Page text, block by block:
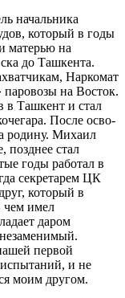
началь­ника
ко­торый в годы
матерью на
до Ташкента.
Наркомат
паровозы на Восток.
в Ташкент и стал
После осво­
родину. Ми­хаил
позд­нее стал
годы работал в
секретарем ЦК
который в
чем имел
даром
первой
и не
моим другом.